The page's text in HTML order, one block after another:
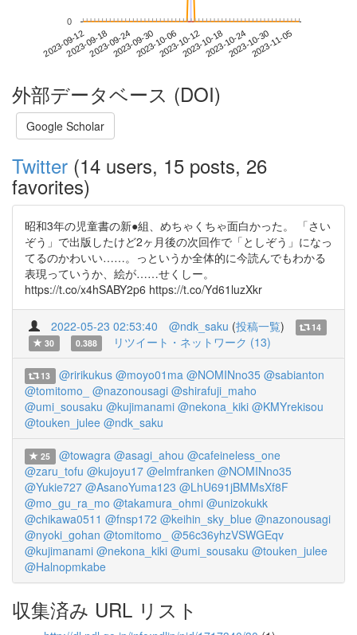
2023-09-122023-09-182023-09-242023-09-302023-10-062023-10-122023-10-182023-10-242023-10-302023-11-05
0
外部データベース (DOI)
Google Scholar
Twitter (14 users, 15 posts, 26
favorites)
昭和3年の児童書の新●組、めちゃくちゃ面白かった。 「さい
ぞう」で出版したけど2ヶ月後の次回作で「としぞう」になっ
てるのかわいい……。っというか全体的に今読んでもわかる
表現っていうか、絵が……せくしー。
https://t.co/x4hSABY2p6 https://t.co/Yd61luzXkr
2022-05-23 02:53:40 @ndk_saku (投稿一覧)
14
30
0.388 リツイート・ネットワーク (13)
13 @ririkukus @moyo01ma @NOMINno35 @sabianton
@tomitomo_
@nazonousagi @shirafuji_maho
@umi_sousaku @kujimanami @nekona_kiki @KMYrekisou
@touken_julee @ndk_saku
25 @towagra @asagi_ahou @cafeineless_one
@zaru_tofu @kujoyu17 @elmfranken @NOMINno35
@Yukie727 @AsanoYuma123 @LhU691jBMMsXf8F
@mo_gu_ra_mo @takamura_ohmi @unizokukk
@chikawa0511 @fnsp172 @keihin_sky_blue @nazonousagi
@nyoki_gohan @tomitomo_
@56c36yhzVSWGEqv
@kujimanami @nekona_kiki @umi_sousaku @touken_julee
@Halnopmkabe
収集済み URL リスト